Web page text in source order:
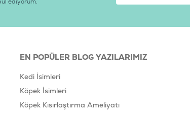
ediyorum.
EN POPÜLER BLOG YAZILARIMIZ
Kedi İsimleri
Köpek İsimleri
Köpek Kısırlaştırma Ameliyatı